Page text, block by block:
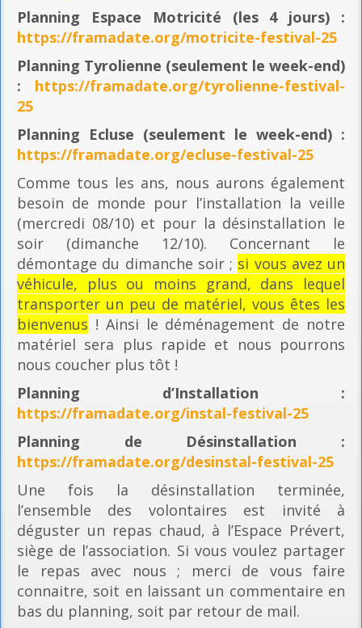
Planning Espace Motricité (les 4 jours) :
https://framadate.org/motricite-festival-25
Planning Tyrolienne (seulement le week-end)
: https://framadate.org/tyrolienne-festival-
25
Planning Ecluse (seulement le week-end) :
https://framadate.org/ecluse-festival-25
Comme tous les ans, nous aurons également
besoin de monde pour l’installation la veille
(mercredi 08/10) et pour la désinstallation le
soir (dimanche 12/10). Concernant le
démontage du dimanche soir ; si vous avez un
véhicule, plus ou moins grand, dans lequel
transporter un peu de matériel, vous êtes les
bienvenus ! Ainsi le déménagement de notre
matériel sera plus rapide et nous pourrons
nous coucher plus tôt !
Planning d’Installation :
https://framadate.org/instal-festival-25
Planning de Désinstallation :
https://framadate.org/desinstal-festival-25
Une fois la désinstallation terminée,
l’ensemble des volontaires est invité à
déguster un repas chaud, à l’Espace Prévert,
siège de l’association. Si vous voulez partager
le repas avec nous ; merci de vous faire
connaitre, soit en laissant un commentaire en
bas du planning, soit par retour de mail.